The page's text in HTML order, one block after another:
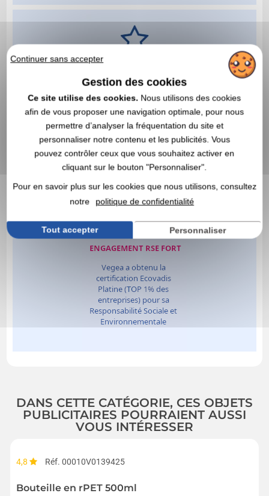
DANS CETTE CATÉGORIE, CES OBJETS
PUBLICITAIRES POURRAIENT AUSSI
VOUS INTÉRESSER
4,8 Réf. 00010V0139425
Bouteille en rPET 500ml
Continuer sans accepter
Gestion des cookies
Ce site utilise des cookies. Nous utilisons des cookies
afin de vous proposer une navigation optimale, pour nous
permettre d’analyser la fréquentation du site et
personnaliser notre contenu et les publicités. Vous
pouvez contrôler ceux que vous souhaitez activer en
cliquant sur le bouton "Personnaliser".
Pour en savoir plus sur les cookies que nous utilisons, consultez
notre
politique de confidentialité
Tout accepter Personnaliser